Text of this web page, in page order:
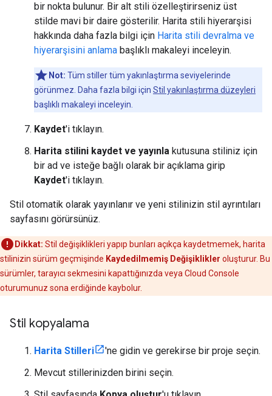
bir nokta bulunur. Bir alt stili özelleştirirseniz üst
stilde mavi bir daire gösterilir. Harita stili hiyerarşisi
hakkında daha fazla bilgi için Harita stili devralma ve
hiyerarşisini anlama başlıklı makaleyi inceleyin.
Not: Tüm stiller tüm yakınlaştırma seviyelerinde
görünmez. Daha fazla bilgi için Stil yakınlaştırma düzeyleri
başlıklı makaleyi inceleyin.
Kaydet'i tıklayın.
Harita stilini kaydet ve yayınla kutusuna stiliniz için
bir ad ve isteğe bağlı olarak bir açıklama girip
Kaydet'i tıklayın.
Stil otomatik olarak yayınlanır ve yeni stilinizin stil ayrıntıları
sayfasını görürsünüz.
Dikkat: Stil değişiklikleri yapıp bunları açıkça kaydetmemek, harita
stilinizin sürüm geçmişinde Kaydedilmemiş Değişiklikler oluşturur. Bu
sürümler, tarayıcı sekmesini kapattığınızda veya Cloud Console
oturumunuz sona erdiğinde kaybolur.
Stil kopyalama
Harita Stilleri
'ne gidin ve gerekirse bir proje seçin.
Mevcut stillerinizden birini seçin.